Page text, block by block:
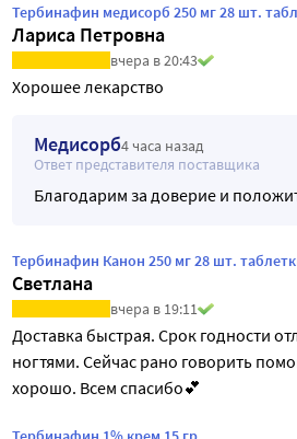
Тербинафин медисорб 250 мг 28 шт.
Лариса Петровна
вчера в 20:43
Хорошее лекарство
Медисорб4 часа назад
Ответ представителя поставщика
Благодарим за доверие и
Тербинафин Канон 250 мг 28 шт.
Светлана
вчера в 19:11
Доставка быстрая. Срок годности
ногтями. Сейчас рано говорить
хорошо. Всем спасибо💕